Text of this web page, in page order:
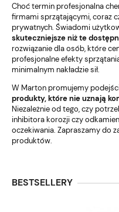
Choć termin profesjonalna
firmami sprzątającymi, coraz
prywatnych. Świadomi
skuteczniejsze niż te
rozwiązanie dla osób, które
profesjonalne efekty
minimalnym nakładzie sił.
W Marton promujemy
produkty, które nie uznają
Niezależnie od tego, czy
inhibitora korozji czy
oczekiwania. Zapraszamy do
produktów.
BESTSELLERY